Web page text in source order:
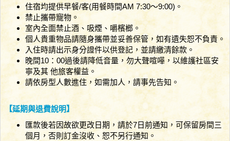
住宿均提供早餐/客(用餐時間AM 7:30～9:00)。
禁止攜帶寵物。
室內全面禁止酒、吸煙、嚼檳榔。
個人貴重物品請隨身攜帶並妥善保管，如有遺失恕不負責。
入住時請出示身分證件以供登記，並請繳清餘款。
晚間10：00過後請降低音量，勿大聲喧嘩，以維護社區安
寧及其 他旅客權益。
請依房型人數進住，如需加人，請事先告知。
【延期與退費說明】
匯款後若因故欲更改日期，請於7日前通知，可保留房間三
個月，否則訂金沒收、恕不另行通知。